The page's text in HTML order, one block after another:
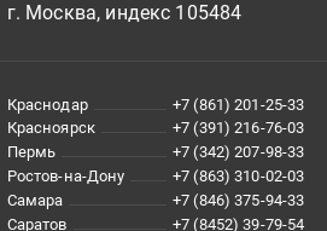
г. Москва, индекс 105484
Краснодар
+7 (861) 201-25-33
Красноярск
+7 (391) 216-76-03
Пермь
+7 (342) 207-98-33
Ростов-на-Дону
+7 (863) 310-02-03
Самара
+7 (846) 375-94-33
Саратов
+7 (8452) 39-79-54